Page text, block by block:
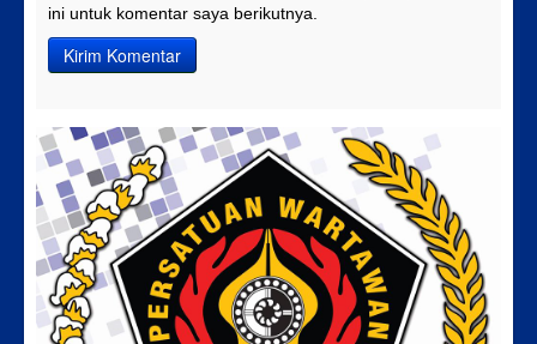
ini untuk komentar saya berikutnya.